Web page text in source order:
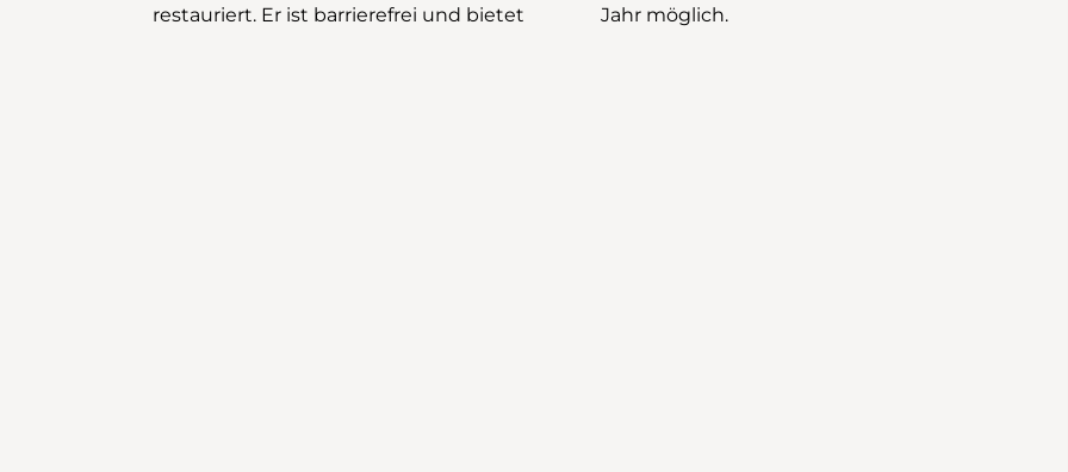
restauriert. Er ist barrierefrei und bietet
Jahr möglich.